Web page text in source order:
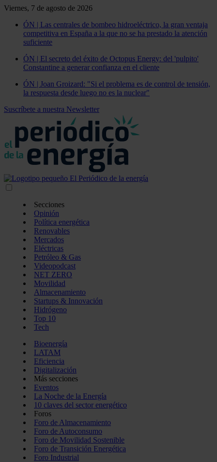
Viernes, 7 de agosto de 2026
ÓN | Las centrales de bombeo hidroeléctrico, la gran ventaja
competitiva en España a la que no se ha prestado la atención
suficiente
ÓN | El secreto del éxito de Octopus Energy: del 'pulpito'
Constantine a generar confianza en el cliente
ÓN | Joan Groizard: "Si el problema es de control de tensión,
la respuesta desde luego no es la nuclear"
Suscríbete a nuestra Newsletter
Secciones
Opinión
Política energética
Renovables
Mercados
Eléctricas
Petróleo & Gas
Videopodcast
NET ZERO
Movilidad
Almacenamiento
Startups & Innovación
Hidrógeno
Top 10
Tech
Bioenergía
LATAM
Eficiencia
Digitalización
Más secciones
Eventos
La Noche de la Energía
10 claves del sector energético
Foros
Foro de Almacenamiento
Foro de Autoconsumo
Foro de Movilidad Sostenible
Foro de Transición Energética
Foro Industrial